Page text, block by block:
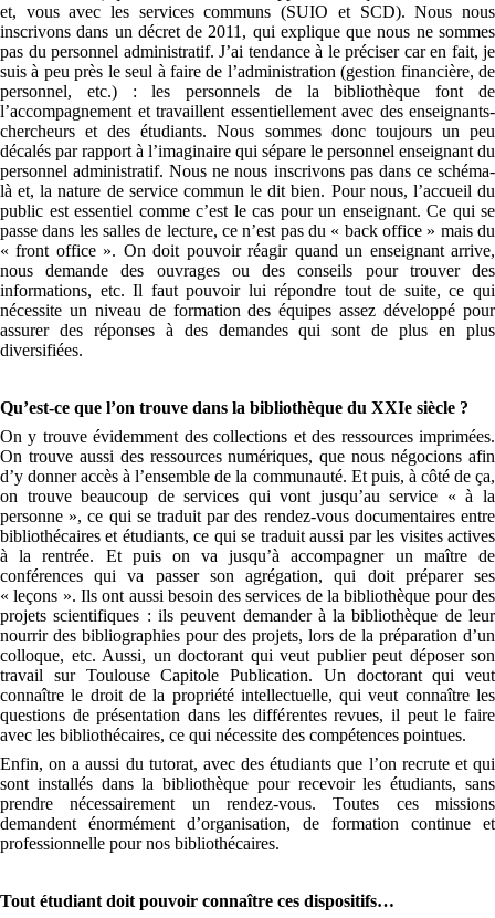
et, vous avec les services communs (SUIO et SCD). Nous nous
inscrivons dans un décret de 2011, qui explique que nous ne sommes
pas du personnel administratif. J’ai tendance à le préciser car en fait, je
suis à peu près le seul à faire de l’administration (gestion financière, de
personnel, etc.) : les personnels de la bibliothèque font de
l’accompagnement et travaillent essentiellement avec des enseignants-
chercheurs et des étudiants. Nous sommes donc toujours un peu
décalés par rapport à l’imaginaire qui sépare le personnel enseignant du
personnel administratif. Nous ne nous inscrivons pas dans ce schéma-
là et, la nature de service commun le dit bien. Pour nous, l’accueil du
public est essentiel comme c’est le cas pour un enseignant. Ce qui se
passe dans les salles de lecture, ce n’est pas du « back office » mais du
« front office ». On doit pouvoir réagir quand un enseignant arrive,
nous demande des ouvrages ou des conseils pour trouver des
informations, etc. Il faut pouvoir lui répondre tout de suite, ce qui
nécessite un niveau de formation des équipes assez développé pour
assurer des réponses à des demandes qui sont de plus en plus
diversifiées.
Qu’est-ce que l’on trouve dans la bibliothèque du XXIe siècle ?
On y trouve évidemment des collections et des ressources imprimées.
On trouve aussi des ressources numériques, que nous négocions afin
d’y donner accès à l’ensemble de la communauté. Et puis, à côté de ça,
on trouve beaucoup de services qui vont jusqu’au service « à la
personne », ce qui se traduit par des rendez-vous documentaires entre
bibliothécaires et étudiants, ce qui se traduit aussi par les visites actives
à la rentrée. Et puis on va jusqu’à accompagner un maître de
conférences qui va passer son agrégation, qui doit préparer ses
« leçons ». Ils ont aussi besoin des services de la bibliothèque pour des
projets scientifiques : ils peuvent demander à la bibliothèque de leur
nourrir des bibliographies pour des projets, lors de la préparation d’un
colloque, etc. Aussi, un doctorant qui veut publier peut déposer son
travail sur Toulouse Capitole Publication. Un doctorant qui veut
connaître le droit de la propriété intellectuelle, qui veut connaître les
questions de présentation dans les différentes revues, il peut le faire
avec les bibliothécaires, ce qui nécessite des compétences pointues.
Enfin, on a aussi du tutorat, avec des étudiants que l’on recrute et qui
sont installés dans la bibliothèque pour recevoir les étudiants, sans
prendre nécessairement un rendez-vous. Toutes ces missions
demandent énormément d’organisation, de formation continue et
professionnelle pour nos bibliothécaires.
Tout étudiant doit pouvoir connaître ces dispositifs…